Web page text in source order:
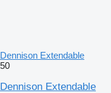
Dennison Extendable
50
Dennison Extendable